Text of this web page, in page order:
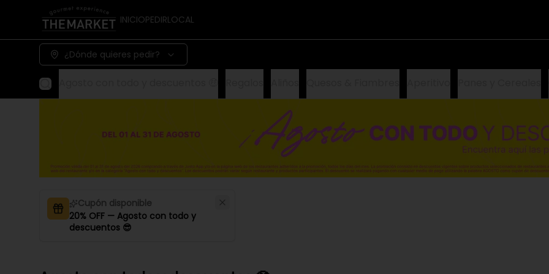
INICIOPEDIRLOCAL
¿Dónde quieres pedir?
Cupón disponible
20% OFF — Agosto con todo y
descuentos 😎